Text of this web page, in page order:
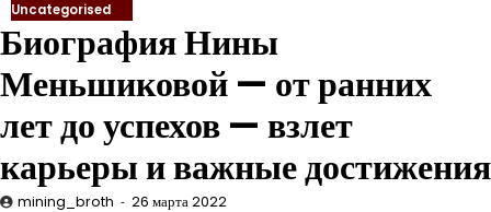
Uncategorised
Биография Нины
Меньшиковой — от ранних
лет до успехов — взлет
карьеры и важные достижения
mining_broth 26 марта 2022